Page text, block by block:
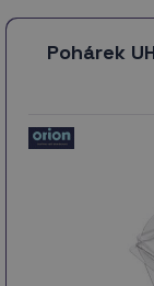
Pohárek